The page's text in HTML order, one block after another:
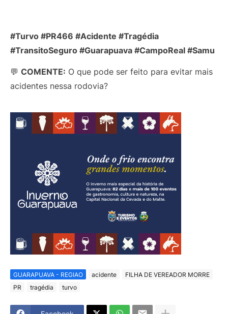
#Turvo #PR466 #Acidente #Tragédia
#TransitoSeguro #Guarapuava #CampoReal #Samu
💬 COMENTE: O que pode ser feito para evitar mais
acidentes nessa rodovia?
GUARAPUAVA - REGIAO acidente
FILHA DE VEREADOR MORRE
PR
tragédia turvo